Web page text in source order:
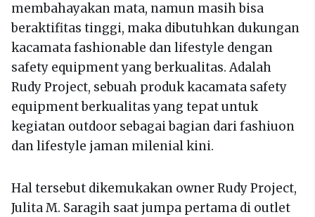
membahayakan mata, namun masih bisa
beraktifitas tinggi, maka dibutuhkan dukungan
kacamata fashionable dan lifestyle dengan
safety equipment yang berkualitas. Adalah
Rudy Project, sebuah produk kacamata safety
equipment berkualitas yang tepat untuk
kegiatan outdoor sebagai bagian dari fashiuon
dan lifestyle jaman milenial kini.
Hal tersebut dikemukakan owner Rudy Project,
Julita M. Saragih saat jumpa pertama di outlet